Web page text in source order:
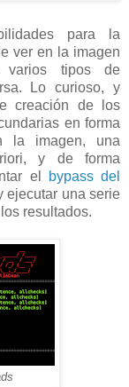
para la
ver en la imagen
varios tipos de
Lo curioso, y
creación de los
en forma
la imagen, una
y de forma
el
bypass del
ejecutar una serie
resultados.